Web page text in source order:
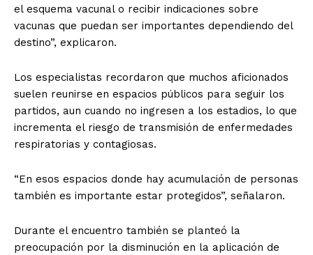
el esquema vacunal o recibir indicaciones sobre
vacunas que puedan ser importantes dependiendo del
destino”, explicaron.
Los especialistas recordaron que muchos aficionados
suelen reunirse en espacios públicos para seguir los
partidos, aun cuando no ingresen a los estadios, lo que
incrementa el riesgo de transmisión de enfermedades
respiratorias y contagiosas.
“En esos espacios donde hay acumulación de personas
también es importante estar protegidos”, señalaron.
Durante el encuentro también se planteó la
preocupación por la disminución en la aplicación de